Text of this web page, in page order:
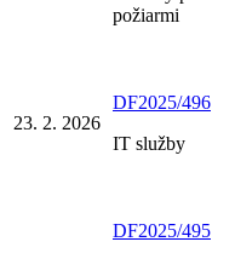
požiarmi
23. 2. 2026
DF2025/496
IT služby
DF2025/495